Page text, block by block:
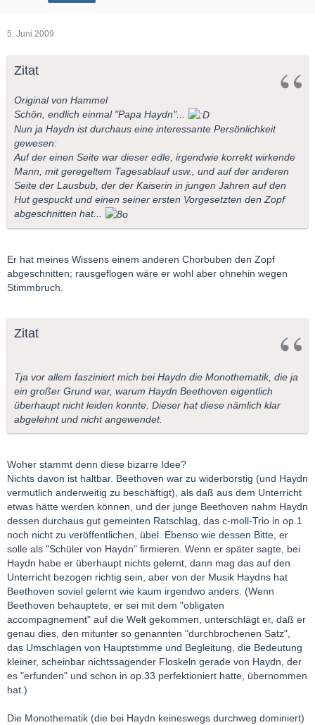
5. Juni 2009
Zitat
Original von Hammel
Schön, endlich einmal "Papa Haydn"...
Nun ja Haydn ist durchaus eine interessante Persönlichkeit
gewesen:
Auf der einen Seite war dieser edle, irgendwie korrekt wirkende
Mann, mit geregeltem Tagesablauf usw., und auf der anderen
Seite der Lausbub, der der Kaiserin in jungen Jahren auf den
Hut gespuckt und einen seiner ersten Vorgesetzten den Zopf
abgeschnitten hat...
Er hat meines Wissens einem anderen Chorbuben den Zopf
abgeschnitten; rausgeflogen wäre er wohl aber ohnehin wegen
Stimmbruch.
Zitat
Tja vor allem fasziniert mich bei Haydn die Monothematik, die ja
ein großer Grund war, warum Haydn Beethoven eigentlich
überhaupt nicht leiden konnte. Dieser hat diese nämlich klar
abgelehnt und nicht angewendet.
Woher stammt denn diese bizarre Idee?
Nichts davon ist haltbar. Beethoven war zu widerborstig (und Haydn
vermutlich anderweitig zu beschäftigt), als daß aus dem Unterricht
etwas hätte werden können, und der junge Beethoven nahm Haydn
dessen durchaus gut gemeinten Ratschlag, das c-moll-Trio in op.1
noch nicht zu veröffentlichen, übel. Ebenso wie dessen Bitte, er
solle als "Schüler von Haydn" firmieren. Wenn er später sagte, bei
Haydn habe er überhaupt nichts gelernt, dann mag das auf den
Unterricht bezogen richtig sein, aber von der Musik Haydns hat
Beethoven soviel gelernt wie kaum irgendwo anders. (Wenn
Beethoven behauptete, er sei mit dem "obligaten
accompagnement" auf die Welt gekommen, unterschlägt er, daß er
genau dies, den mitunter so genannten "durchbrochenen Satz",
das Umschlagen von Hauptstimme und Begleitung, die Bedeutung
kleiner, scheinbar nichtssagender Floskeln gerade von Haydn, der
es "erfunden" und schon in op.33 perfektioniert hatte, übernommen
hat.)
Die Monothematik (die bei Haydn keineswegs durchweg dominiert)